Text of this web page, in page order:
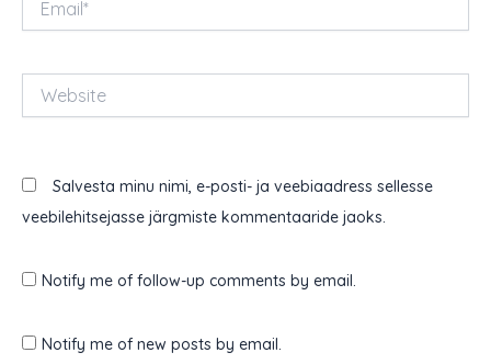
Website
Salvesta minu nimi, e-posti- ja veebiaadress sellesse
veebilehitsejasse järgmiste kommentaaride jaoks.
Notify me of follow-up comments by email.
Notify me of new posts by email.